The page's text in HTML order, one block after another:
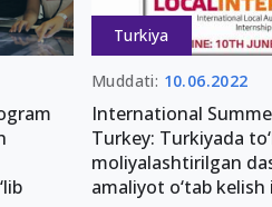
Turkiya
Muddati: 10.06.2022
International
Turkey: Turkiyada
moliyalashtirilgan
amaliyot o‘tab